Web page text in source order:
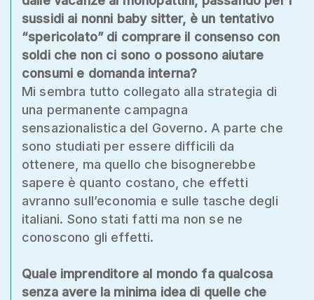
sussidi ai nonni baby sitter, è un tentativo
“spericolato” di comprare il consenso con
soldi che non ci sono o possono aiutare
consumi e domanda interna?
Mi sembra tutto collegato alla strategia di
una permanente campagna
sensazionalistica del Governo. A parte che
sono studiati per essere difficili da
ottenere, ma quello che bisognerebbe
sapere è quanto costano, che effetti
avranno sull’economia e sulle tasche degli
italiani. Sono stati fatti ma non se ne
conoscono gli effetti.
Quale imprenditore al mondo fa qualcosa
senza avere la minima idea di quelle che